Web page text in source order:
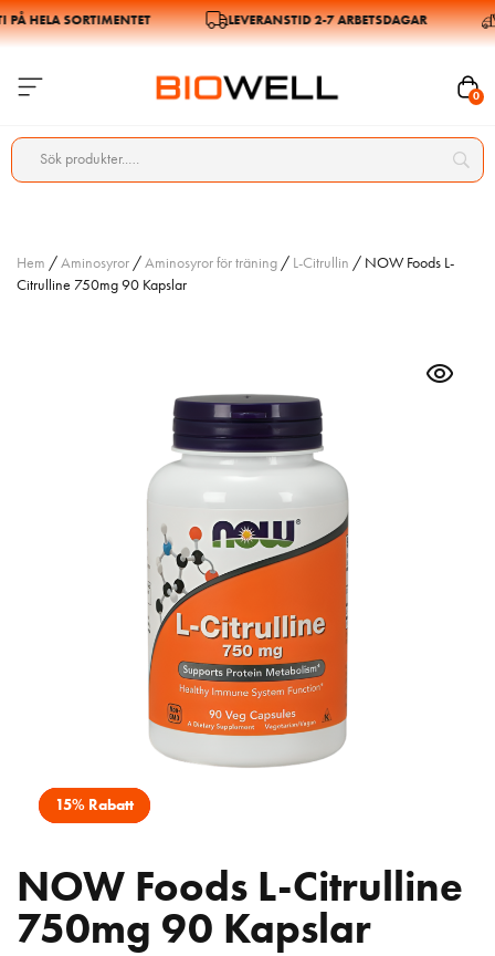
HELA SORTIMENTET LEVERANSTID 2-7 ARBETSDAGAR
0
Hem /Aminosyror /Aminosyror för träning / L-Citrullin / NOW Foods L-
Citrulline 750mg 90 Kapslar
15% Rabatt
NOW Foods L-Citrulline
750mg 90 Kapslar